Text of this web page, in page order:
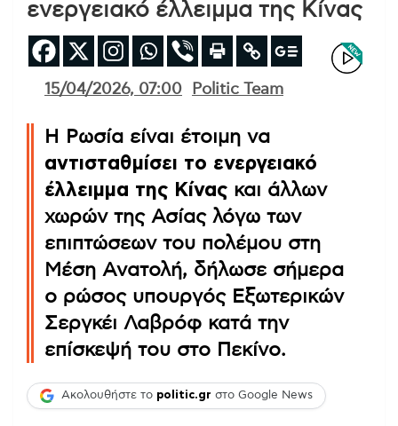
ενεργειακό έλλειμμα της Κίνας
15/04/2026, 07:00 Politic Team
Η Ρωσία είναι έτοιμη να
αντισταθμίσει το ενεργειακό
έλλειμμα της Κίνας και άλλων
χωρών της Ασίας λόγω των
επιπτώσεων του πολέμου στη
Μέση Ανατολή, δήλωσε σήμερα
ο ρώσος υπουργός Εξωτερικών
Σεργκέι Λαβρόφ κατά την
επίσκεψή του στο Πεκίνο.
Ακολουθήστε το politic.gr στο Google News